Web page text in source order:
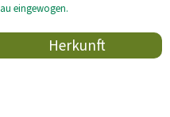
eingewogen.
Herkunft